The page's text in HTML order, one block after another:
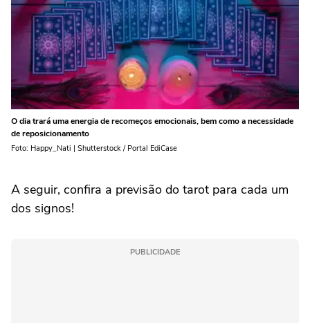
O dia trará uma energia de recomeços emocionais, bem como a necessidade
de reposicionamento
Foto: Happy_Nati | Shutterstock / Portal EdiCase
A seguir, confira a previsão do tarot para cada um
dos signos!
PUBLICIDADE